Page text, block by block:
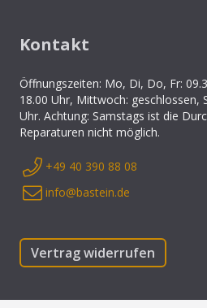
Kontakt
Öffnungszeiten: Mo, Di, Do, Fr:
18.00 Uhr, Mittwoch: geschlossen,
Uhr. Achtung: Samstags ist die
Reparaturen nicht möglich.
+49 40 390 88 08
info@bastein.de
Vertrag widerrufen